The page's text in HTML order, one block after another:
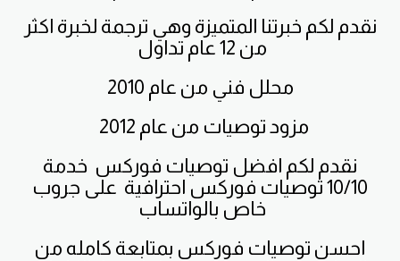
نقدم لكم خبرتنا المتميزة وهي ترجمة لخبرة اكثر
من 12 عام تداول
محلل فني من عام 2010
مزود توصيات من عام 2012
نقدم لكم افضل توصيات فوركس خدمة
10/10 توصيات فوركس احترافية على جروب
خاص بالواتساب
احسن توصيات فوركس بمتابعة كامله من